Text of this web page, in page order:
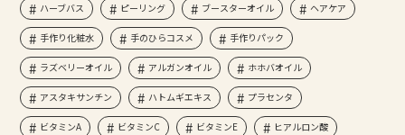
ハーブバス ピーリング ブースターオイル ヘアケア
手作り化粧水 手のひらコスメ 手作りパック
ラズベリーオイル アルガンオイル ホホバオイル
アスタキサンチン ハトムギエキス プラセンタ
ビタミンA ビタミンC ビタミンE ヒアルロン酸